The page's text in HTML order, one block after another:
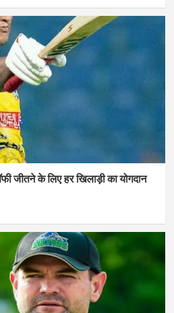
जीतने के लिए हर खिलाड़ी का योगदान